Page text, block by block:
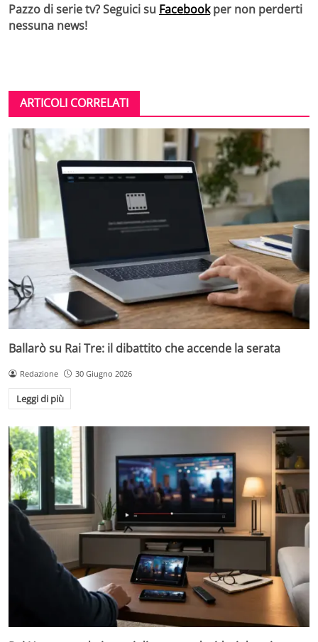
Pazzo di serie tv? Seguici su Facebookper non perderti
nessuna news!
ARTICOLI CORRELATI
Ballarò su Rai Tre: il dibattito che accende la serata
Redazione 30 Giugno 2026
Leggi di più